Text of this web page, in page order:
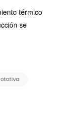
térmico
se